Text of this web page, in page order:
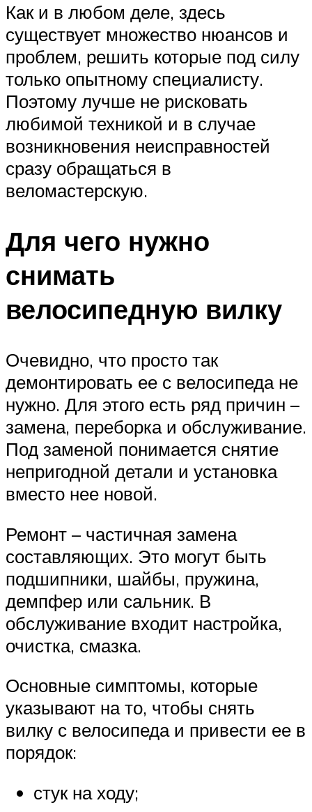
Как и в любом деле, здесь
существует множество нюансов и
проблем, решить которые под силу
только опытному специалисту.
Поэтому лучше не рисковать
любимой техникой и в случае
возникновения неисправностей
сразу обращаться в
веломастерскую.
Для чего нужно
снимать
велосипедную вилку
Очевидно, что просто так
демонтировать ее с велосипеда не
нужно. Для этого есть ряд причин –
замена, переборка и обслуживание.
Под заменой понимается снятие
непригодной детали и установка
вместо нее новой.
Ремонт – частичная замена
составляющих. Это могут быть
подшипники, шайбы, пружина,
демпфер или сальник. В
обслуживание входит настройка,
очистка, смазка.
Основные симптомы, которые
указывают на то, чтобы снять
вилку с велосипеда и привести ее в
порядок:
стук на ходу;